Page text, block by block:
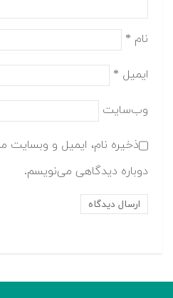
نام *
ایمیل *
وب‌سایت
ذخیره نام، ایمیل و وبسایت
دوباره دیدگاهی می‌نویسم.